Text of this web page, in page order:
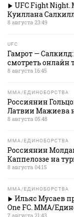
UFC Fight
Куиллана
8 августа 23:49
UFC
Гамрот — Салкилд:
смотреть онлайн
8 августа 16:45
MMA/ЕДИНОБОРСТВА
Россиянин
Латвии Мажиева
8 августа 05:48
MMA/ЕДИНОБОРСТВА
Россиянин
Каппелоззе на
8 августа 04:15
MMA/ЕДИНОБОРСТВА
Ильяс Мусаев
One FC. MMA/
7 августа 21:43